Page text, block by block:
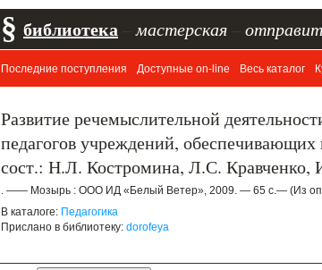
§ библиотека мастерская
Последние поступления Доступные on-line Весь каталог
Развитие речемыслительной
педагогов учреждений,
сост.: Н.Л. Костромина, Л.С. Кравченко,
. —— Мозырь : ООО ИД «Белый Ветер», 2009. — 65 с.— (Из
В каталоге: Педагогика
Прислано в библиотеку: dorofeya